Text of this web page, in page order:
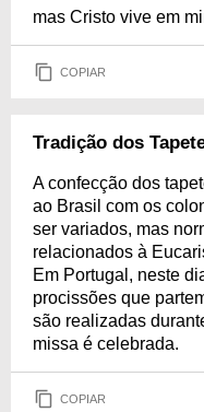
mas Cristo vive em
COPIAR
Tradição dos
A confecção dos
ao Brasil com os
ser variados, mas
relacionados à
Em Portugal, neste
procissões que
são realizadas
missa é celebrada.
COPIAR